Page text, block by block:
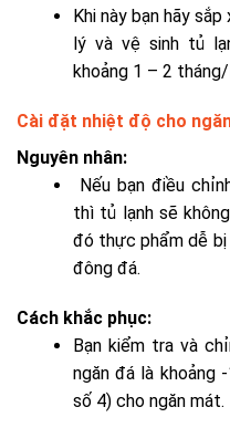
Khi này bạn hãy
lý và vệ sinh tủ
khoảng 1 – 2 tháng/
Cài đặt nhiệt độ cho
Nguyên nhân:
Nếu bạn điều
thì tủ lạnh sẽ
đó thực phẩm dễ bị
đông đá.
Cách khắc phục:
Bạn kiểm tra và
ngăn đá là khoảng
số 4) cho ngăn mát.